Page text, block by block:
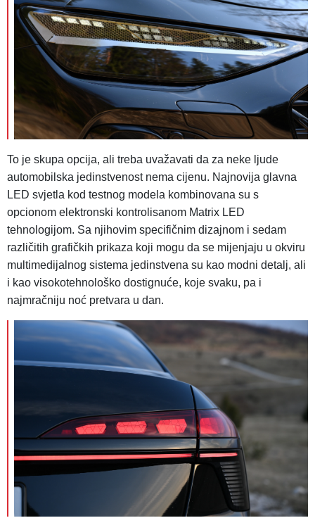
To je skupa opcija, ali treba uvažavati da za neke ljude
automobilska jedinstvenost nema cijenu. Najnovija glavna
LED svjetla kod testnog modela kombinovana su s
opcionom elektronski kontrolisanom Matrix LED
tehnologijom. Sa njihovim specifičnim dizajnom i sedam
različitih grafičkih prikaza koji mogu da se mijenjaju u okviru
multimedijalnog sistema jedinstvena su kao modni detalj, ali
i kao visokotehnološko dostignuće, koje svaku, pa i
najmračniju noć pretvara u dan.